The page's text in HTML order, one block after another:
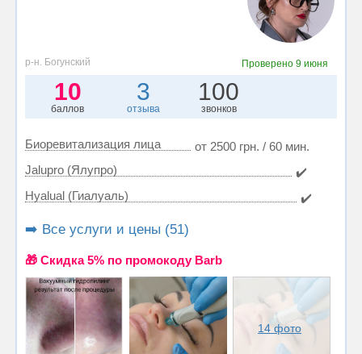
р-н. Богунский Проверено9 июня
10
баллов
3
отзыва
100
звонков
Биоревитализация лица
от 2500 грн. / 60 мин.
Jalupro (Ялупро)
✔️
Hyalual (Гиалуаль)
✔️
➡️ Все услуги и цены (51)
🎁 Cкидка 5% по промокоду Barb
14 фото